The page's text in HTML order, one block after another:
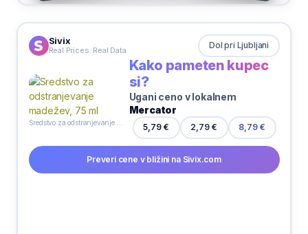
Sivix
Real Prices. Real Data Dol pri Ljubljani
Kako pameten kupec
si?
Ugani ceno v lokalnem
Mercator
5,79 € 2,79 € 8,79 €
Preveri cene v bližini na Sivix.com